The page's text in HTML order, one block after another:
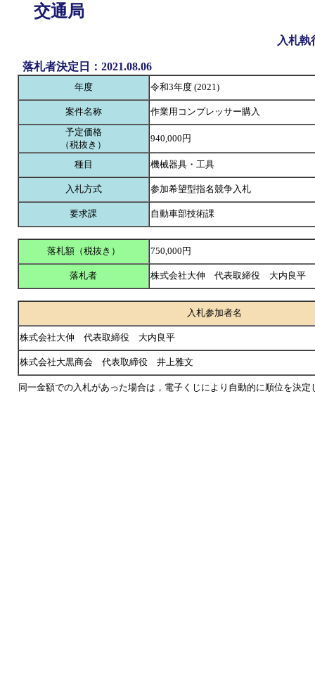
交通局
入札執
落札者決定日：2021.08.06
年度 令和3年度 (2021)
案件名称
作業用コンプレッサー購入
予定価格
（税抜き）
940,000円
種目 機械器具・工具
入札方式 参加希望型指名競争入札
要求課 自動車部技術課
落札額（税抜き） 750,000円
落札者 株式会社大伸 代表取締役 大内良平
入札参加者名
株式会社大伸 代表取締役 大内良平
株式会社大黒商会 代表取締役 井上雅文
同一金額での入札があった場合は，電子くじにより自動的に順位を決定